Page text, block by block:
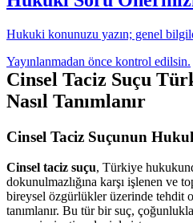
Hukuki konunuzu yazın; genel
Yayınlanmadan önce kontrol edilsin.
Cinsel Taciz Suçu
Nasıl Tanımlanır
Cinsel Taciz Suçunun
Cinsel taciz suçu, Türkiye
dokunulmazlığına karşı işlenen ve
bireysel özgürlükler üzerinde tehdit
tanımlanır. Bu tür bir suç,